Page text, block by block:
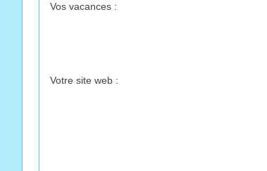
Vos vacances :
Votre site web :